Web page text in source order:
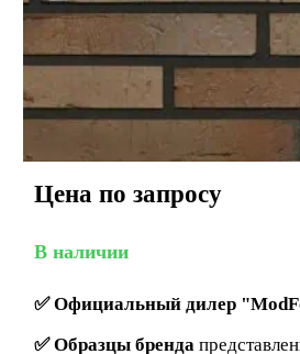
Цена по запросу
В наличии
✅Официальный дилер
✅Образцы бренда